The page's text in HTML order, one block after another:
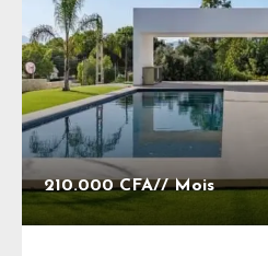
210.000 CFA// Mois